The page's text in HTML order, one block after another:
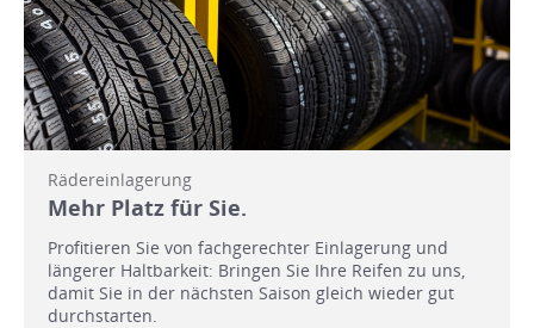
Rädereinlagerung
Mehr Platz für Sie.
Profitieren Sie von fachgerechter Einlagerung und
längerer Haltbarkeit: Bringen Sie Ihre Reifen zu uns,
damit Sie in der nächsten Saison gleich wieder gut
durchstarten.